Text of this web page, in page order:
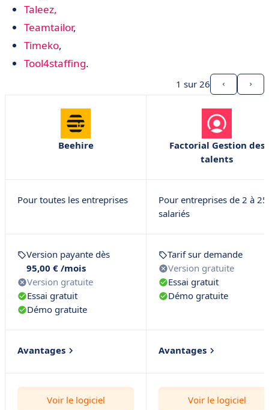
Taleez,
Teamtailor,
Timeko,
Tool4staffing.
1 sur 26
Beehire
Factorial Gestion des
talents
Pour toutes les entreprises
Pour entreprises de 2 à
salariés
Version payante dès
95,00 € /mois
Version gratuite
Essai gratuit
Démo gratuite
Tarif sur demande
Version gratuite
Essai gratuit
Démo gratuite
Avantages
utiliser
Automatisation,
Avantages
pensée pour les PME
Personnalisation
Voir le logiciel Voir le logiciel